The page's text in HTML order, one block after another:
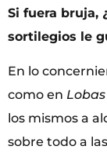
Si fuera bruja,
sortilegios le
En lo
como en
los mismos a
sobre todo a